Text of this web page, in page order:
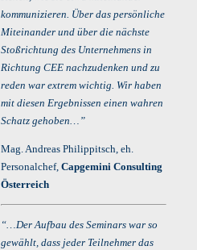
kommunizieren. Über das persönliche
Miteinander und über die nächste
Stoßrichtung des Unternehmens in
Richtung CEE nachzudenken und zu
reden war extrem wichtig. Wir haben
mit diesen Ergebnissen einen wahren
Schatz gehoben…”
Mag. Andreas Philippitsch, eh.
Personalchef, Capgemini Consulting
Österreich
“…Der Aufbau des Seminars war so
gewählt, dass jeder Teilnehmer das